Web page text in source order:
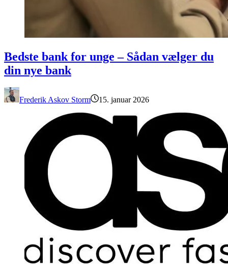
Bedste bank for unge – Sådan vælger du
din nye bank
Frederik Askov Storm 15. januar 2026